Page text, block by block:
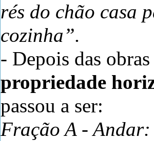
rés do chão casa
cozinha”.
- Depois das
propriedade
passou a ser:
Fração A -